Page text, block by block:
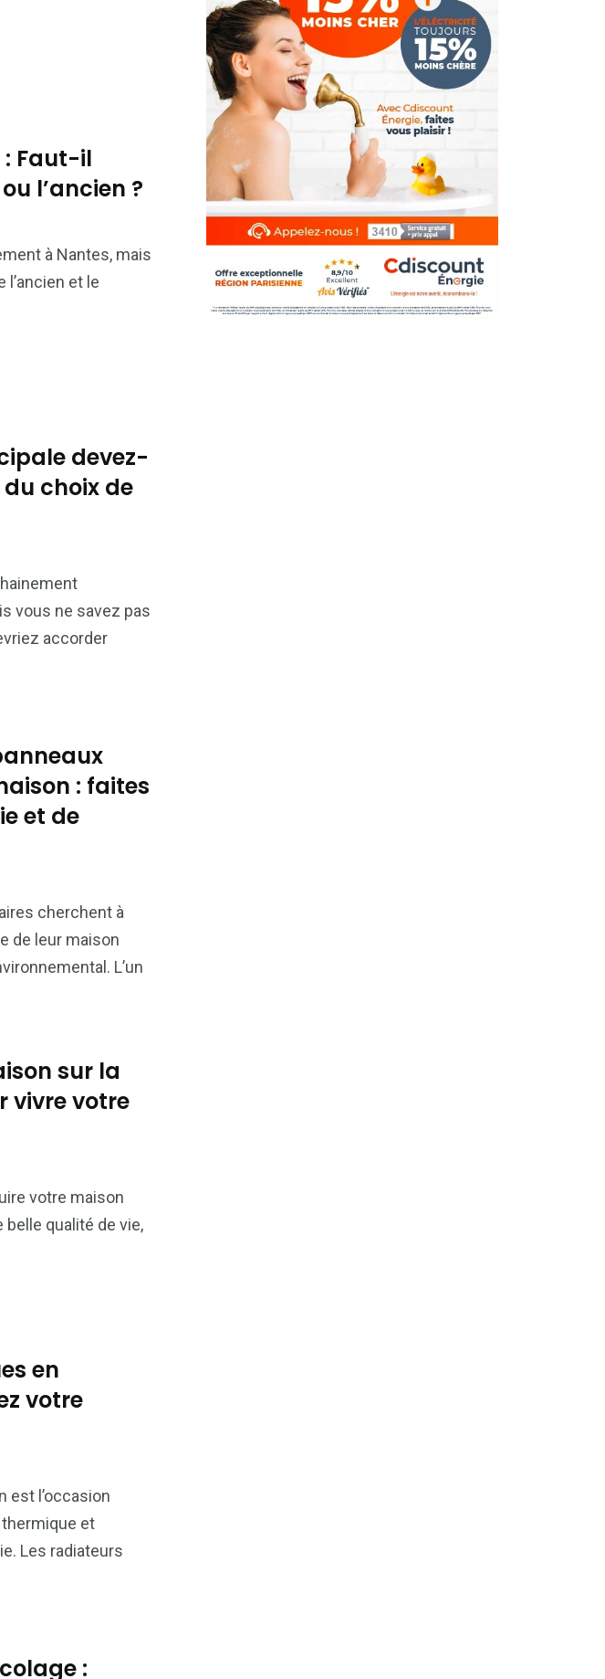
Faut-il
l’ancien ?
à Nantes, mais
et le
devez-
choix de
vous ne savez pas
accorder
: faites
et de
cherchent à
de leur maison
L’un
sur la
vivre votre
votre maison
qualité de vie,
en
votre
est l’occasion
et
Les radiateurs
: